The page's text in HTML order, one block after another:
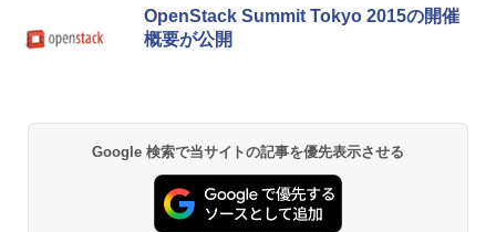
OpenStack Summit Tokyo 2015の開催
概要が公開
Google 検索で当サイトの記事を優先表示させる